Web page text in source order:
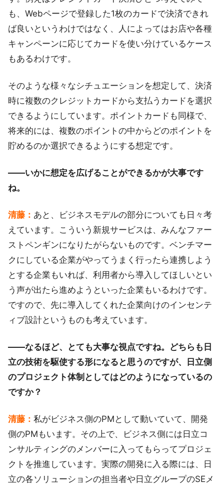
も、Webページで登録した1枚のカードで決済できれ
ば良いというわけではなく、人によってはお店や各種
キャンペーンに応じてカードを使い分けているケース
もあるわけです。
そのような様々なシチュエーションを想定して、決済
時に複数のクレジットカードから支払うカードを選択
できるようにしています。ポイントカードも同様で、
将来的には、複数のポイントの中からどのポイントを
貯めるのか選択できるようにする想定です。
――いかに想定を広げることができるかが大事です
ね。
清藤： あと、ビジネスモデルの部分についても日々考
えています。こういう新規サービスは、みんなファー
ストペンギンになりたがらないものです。ベンチマー
クにしている企業がやってうまく行ったら連携しよう
とする企業もいれば、利用者から導入してほしいとい
う声が出たら進めようといった企業もいるわけです。
ですので、先に導入してくれた企業向けのインセンテ
ィブ設計というものも考えています。
――なるほど、とても大事な視点ですね。どちらも日
立の技術を駆使する形になると思うのですが、日立側
のプロジェクト体制としてはどのようになっているの
ですか？
清藤： 私がビジネス側のPMとして動いていて、開発
側のPMもいます。その上で、ビジネス側には日立コ
ンサルティングのメンバーに入ってもらってプロジェ
クトを推進しています。実際の開発に入る際には、日
立の各ソリューションの担当者や日立グループのSEメ